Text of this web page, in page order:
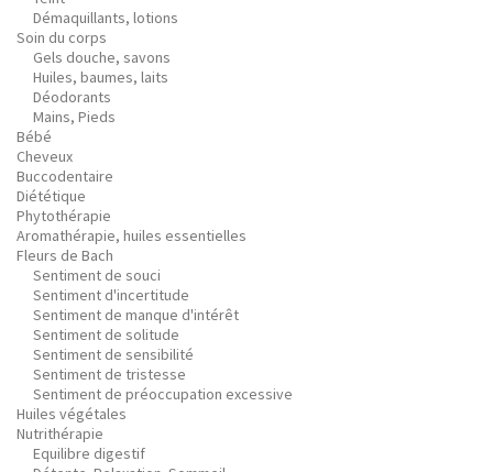
Démaquillants, lotions
Soin du corps
Gels douche, savons
Huiles, baumes, laits
Déodorants
Mains, Pieds
Bébé
Cheveux
Buccodentaire
Diététique
Phytothérapie
Aromathérapie, huiles essentielles
Fleurs de Bach
Sentiment de souci
Sentiment d'incertitude
Sentiment de manque d'intérêt
Sentiment de solitude
Sentiment de sensibilité
Sentiment de tristesse
Sentiment de préoccupation excessive
Huiles végétales
Nutrithérapie
Equilibre digestif